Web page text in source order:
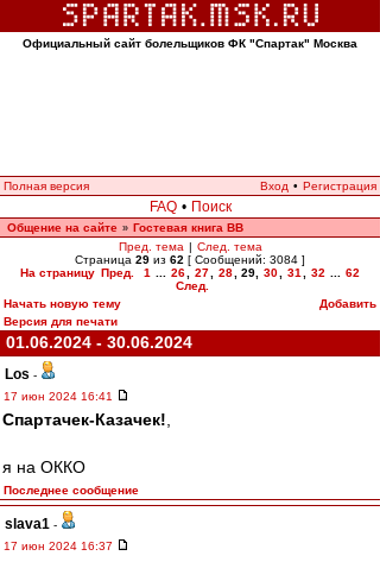
Официальный сайт болельщиков ФК "Спартак" Москва
Полная версия Вход • Регистрация
FAQ • Поиск
Общение на сайте » Гостевая книга ВВ
Пред. тема | След. тема
Страница 29 из 62 [ Сообщений: 3084 ]
На страницу Пред. 1 26 27 28 29 30 31 32
62
След.
Начать новую тему
Добавить
Версия для печати
01.06.2024 - 30.06.2024
Los -
17 июн 2024 16:41
Спартачек-Казачек!
я на ОККО
Последнее сообщение
slava1 -
17 июн 2024 16:37